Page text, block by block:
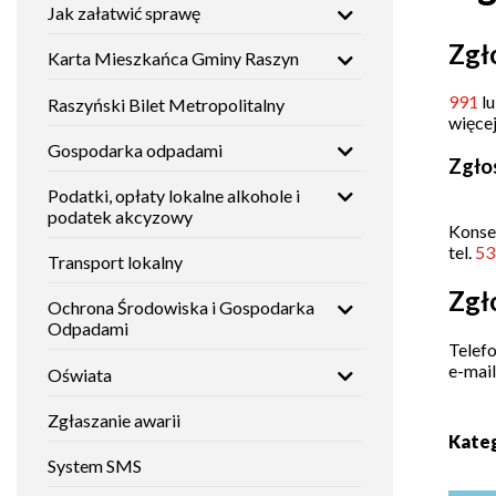
Mieszkańca
Raszyn
Raszyński
Metropolitalny
Gospodarka
odpadami
opłaty
lokalne
alkohole i
akcyzowy
lokalny
Studium
kierunków
przestrzennego
Pomoc
Historia
Zabytki
kultury
nawigacja
Jak załatwić sprawę
Karta Mieszkańca Gminy Raszyn
Raszyński Bilet Metropolitalny
Gospodarka odpadami
Podatki, opłaty lokalne alkohole i
podatek akcyzowy
Transport lokalny
Ochrona Środowiska i Gospodarka
Odpadami
Oświata
Zgłaszanie awarii
System SMS
991
tel.
e-